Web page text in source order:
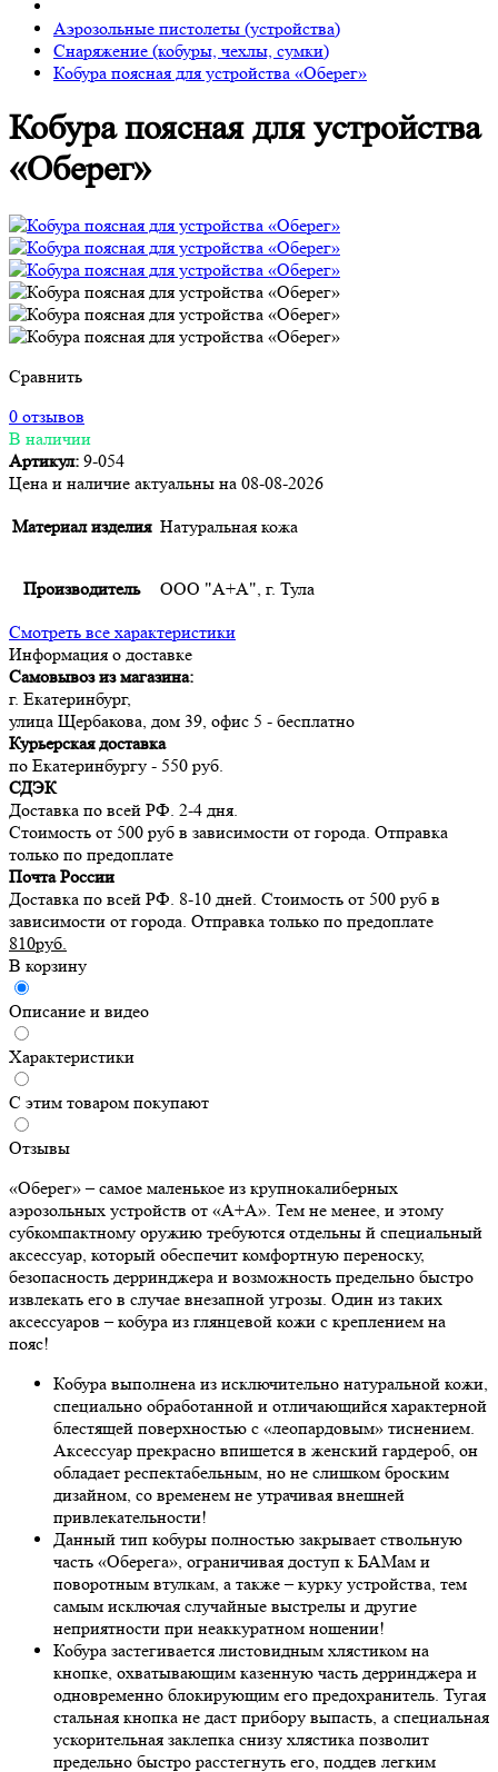
Аэрозольные пистолеты (устройства)
Снаряжение (кобуры, чехлы, сумки)
Кобура поясная для устройства «Оберег»
Кобура поясная для устройства
«Оберег»
Сравнить
0 отзывов
В наличии
Артикул: 9-054
Цена и наличие актуальны на 08-08-2026
Материал изделия Натуральная кожа
Производитель ООО "А+А", г. Тула
Смотреть все характеристики
Информация о доставке
Самовывоз из магазина:
г. Екатеринбург,
улица Щербакова, дом 39, офис 5 - бесплатно
Курьерская доставка
по Екатеринбургу - 550 руб.
СДЭК
Доставка по всей РФ. 2-4 дня.
Стоимость от 500 руб в зависимости от города. Отправка
только по предоплате
Почта России
Доставка по всей РФ. 8-10 дней. Стоимость от 500 руб в
зависимости от города. Отправка только по предоплате
810руб.
В корзину
Описание и видео
Характеристики
С этим товаром покупают
Отзывы
«Оберег» – самое маленькое из крупнокалиберных
аэрозольных устройств от «А+А». Тем не менее, и этому
субкомпактному оружию требуются отдельны й специальный
аксессуар, который обеспечит комфортную переноску,
безопасность дерринджера и возможность предельно быстро
извлекать его в случае внезапной угрозы. Один из таких
аксессуаров – кобура из глянцевой кожи с креплением на
пояс!
Кобура выполнена из исключительно натуральной кожи,
специально обработанной и отличающийся характерной
блестящей поверхностью с «леопардовым» тиснением.
Аксессуар прекрасно впишется в женский гардероб, он
обладает респектабельным, но не слишком броским
дизайном, со временем не утрачивая внешней
привлекательности!
Данный тип кобуры полностью закрывает ствольную
часть «Оберега», ограничивая доступ к БАМам и
поворотным втулкам, а также – курку устройства, тем
самым исключая случайные выстрелы и другие
неприятности при неаккуратном ношении!
Кобура застегивается листовидным хлястиком на
кнопке, охватывающим казенную часть дерринджера и
одновременно блокирующим его предохранитель. Тугая
стальная кнопка не даст прибору выпасть, а специальная
ускорительная заклепка снизу хлястика позволит
предельно быстро расстегнуть его, поддев легким